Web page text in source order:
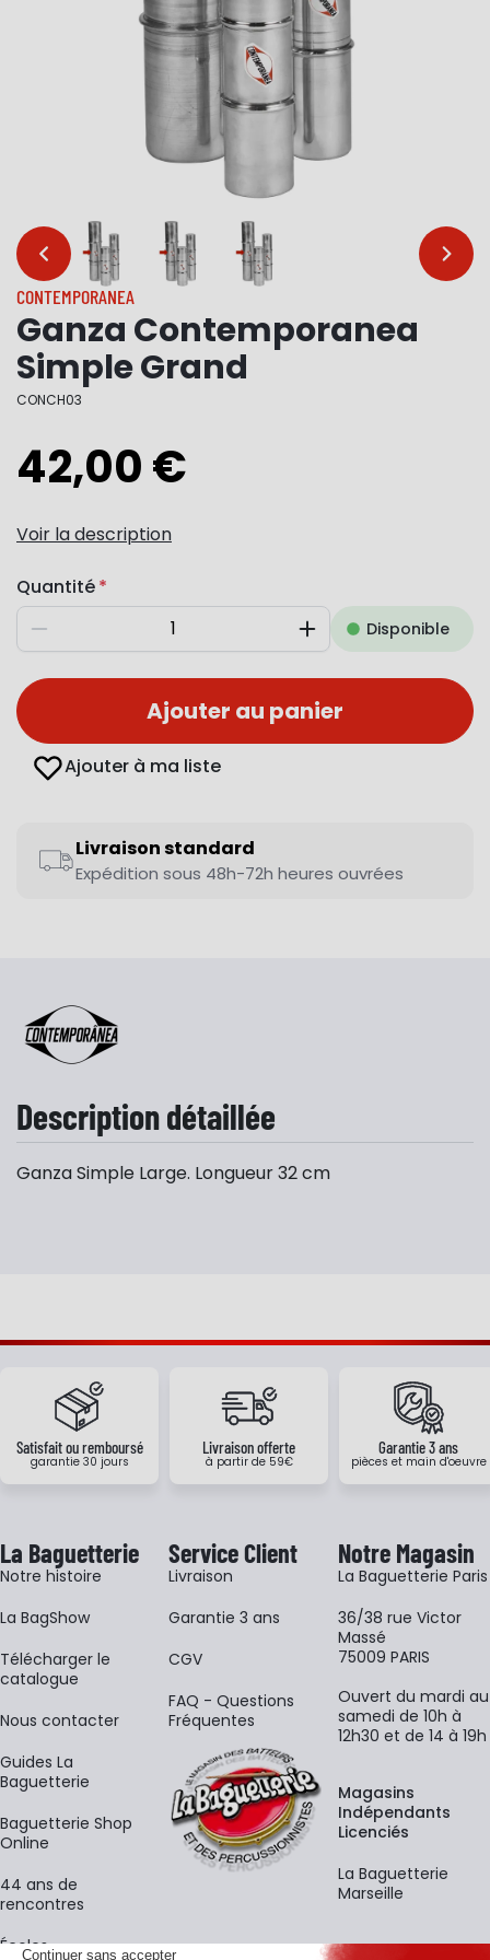
… …
CONTEMPORANEA
Ganza Contemporanea
Simple Grand
CONCH03
42,00 €
Voir la description
Quantité
Diminuer AugmenterDisponible
Ajouter au panier
Ajouter à ma liste
Livraison standard
Expédition sous 48h-72h heures ouvrées
Description détaillée
Ganza Simple Large. Longueur 32 cm
Satisfait ou remboursé
garantie 30 jours
Livraison offerte
à partir de 59€
Garantie 3 ans
pièces et main d'oeuvre
La Baguetterie
Notre histoire
La BagShow
​Télécharger le
catalogue
Nous contacter
Guides La
Baguetterie
Baguetterie Shop
Online
44 ans de
rencontres
Écoles
Service Client
Livraison
Garantie 3 ans
CGV
FAQ - Questions
Fréquentes
Notre Magasin
La Baguetterie Paris
36/38 rue Victor
Massé
75009 PARIS
Ouvert du mardi au
samedi de 10h à
12h30 et de 14 à 19h
Magasins
Indépendants
Licenciés
La Baguetterie
Marseille